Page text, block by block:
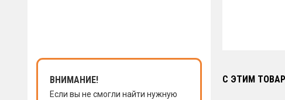
ЗАКАЗАТЬ ЗВОНОК
ВНИМАНИЕ!
Если вы не смогли найти нужную
С ЭТИМ